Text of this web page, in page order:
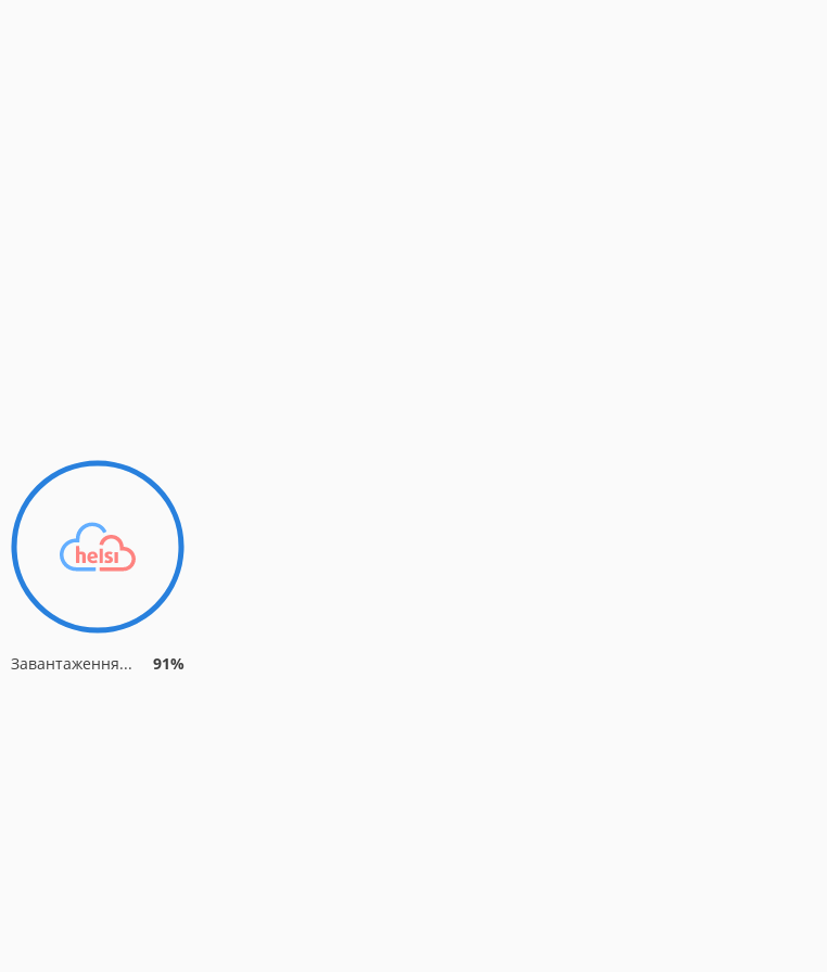
Завантаження... 91%